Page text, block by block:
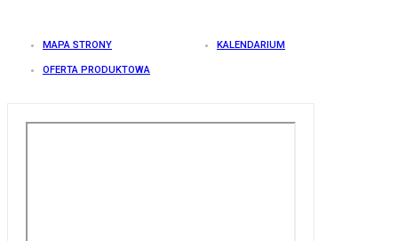
MAPA STRONY KALENDARIUM
OFERTA PRODUKTOWA